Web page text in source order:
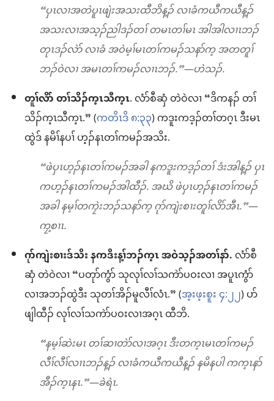
“ပှၤလၢအတဲပူၤဖျဲးအသးထီဘိန့ၣ် လၢခံကယီကယီန့ၣ်
အသးလၢအသ့ၣ်ညါဒၣ်တၢ် တမၤတၢ်မၤ အါအါလၢၤဘၣ်
တုၤဒၣ်လဲာ် လၢခံ အဝဲမ့ၢ်မၤတၢ်ကမၣ်သနာ်က့ အတတူၢ်
ဘၣ်ဝဲလၢ အမၤတၢ်ကမၣ်လၢၤဘၣ်.”—ဟဲသၣ်.
တူၢ်လိာ် တၢ်သိၣ်က့ၤသီက့ၤ. လံာ်စီဆှံ တဲဝဲလၢ “ဒိကနၣ် တၢ်
သိၣ်က့ၤသီက့ၤ.” (ကတိၤဒိ ၈:၃၃) ကဒူးကဒ့ၣ်တၢ်တဂ့ၤ ဒီးမၤ
ထွဲဒ် နမိၢ်နပၢ် ဟ့ၣ်နၤတၢ်ကမၣ်အသိး.
“ဖဲပှၤဟ့ၣ်နၤတၢ်ကမၣ်အခါ နကဒူးကဒ့ၣ်တၢ် ဒံးအါန့ၣ် ပှၤ
ကဟ့ၣ်နၤတၢ်ကမၣ်အါထီၣ်. အဃိ ဖဲပှၤဟ့ၣ်နၤတၢ်ကမၣ်
အခါ နမ့ၢ်တကၠဲးဘၣ်သနာ်က့ ဂုာ်ကျဲးစၢးတူၢ်လိာ်အီၤ.”—
ကၠ့စၢၤ.
ဂုာ်ကျဲးစၢးဒ်သိး နကဒိးန့ၢ်ဘၣ်က့ၤ အဝဲသ့ၣ်အတၢ်နာ်.လံာ်စီ
ဆှံ တဲဝဲလၢ “ပတုာ်ကွံာ် သုလုၢ်လၢ်သကဲာ်ပဝးလၢ အပူၤကွံာ်
လၢအဘၣ်ထွဲဒီး သုတၢ်အိၣ်မူလီၢ်လံၤ.” (အ့းဖ့းစူး ၄:၂၂) ပာ်
ဖျါထီၣ် လုၢ်လၢ်သကဲာ်ပဝးလၢအဂ့ၤ ထီဘိ.
“နမ့ၢ်ဆဲးမၤ တၢ်ဆၢတဲာ်လၢအဂ့ၤ ဒီးတက့ၤမၤတၢ်ကမၣ်
လီၢ်လီၢ်လၢၤဘၣ်န့ၣ် လၢခံကယီကယီန့ၣ် နမိနပါ ကက့ၤနာ်
အီၣ်က့ၤနၤ.”—ခဲရဲၤ.